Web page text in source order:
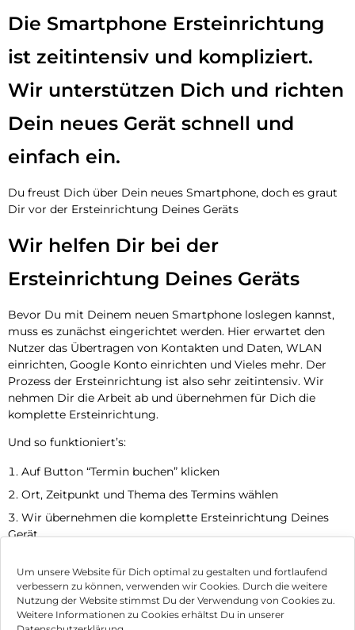
Um unsere Website für Dich optimal zu gestalten und fortlaufend
verbessern zu können, verwenden wir Cookies. Durch die weitere
Nutzung der Website stimmst Du der Verwendung von Cookies zu.
Weitere Informationen zu Cookies erhältst Du in unserer
Die Smartphone Ersteinrichtung
ist zeitintensiv und kompliziert.
Wir unterstützen Dich und richten
Dein neues Gerät schnell und
einfach ein.
Du freust Dich über Dein neues Smartphone, doch es graut
Dir vor der Ersteinrichtung Deines Geräts
Wir helfen Dir bei der
Ersteinrichtung Deines Geräts
Bevor Du mit Deinem neuen Smartphone loslegen kannst,
muss es zunächst eingerichtet werden. Hier erwartet den
Nutzer das Übertragen von Kontakten und Daten, WLAN
einrichten, Google Konto einrichten und Vieles mehr. Der
Prozess der Ersteinrichtung ist also sehr zeitintensiv. Wir
nehmen Dir die Arbeit ab und übernehmen für Dich die
komplette Ersteinrichtung.
Und so funktioniert’s:
Auf Button “Termin buchen” klicken
Ort, Zeitpunkt und Thema des Termins wählen
Wir übernehmen die komplette Ersteinrichtung Deines
Gerät
Jetzt Termin vereinbaren
Impressum